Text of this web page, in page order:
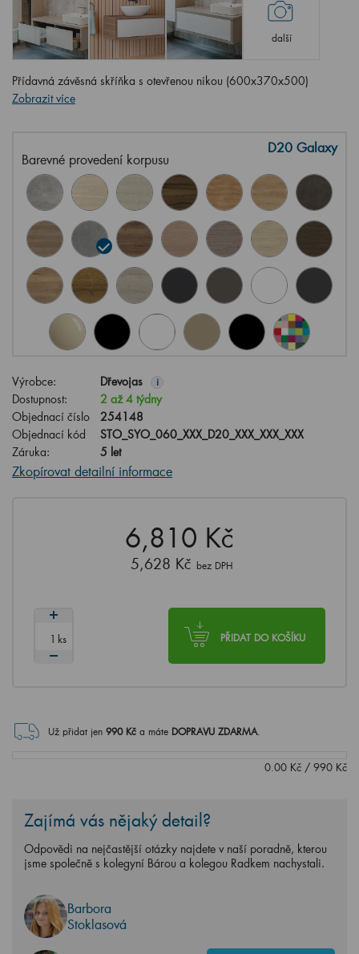
další
Přídavná závěsná skříňka s otevřenou nikou (600x370x500)
Zobrazit více
Barevné provedení korpusu
D20 Galaxy
Výrobce: Dřevojas i
Dostupnost:
2 až 4 týdny
Objednací číslo
254148
Objednací kód
STO_SYO_060_XXX_D20_XXX_XXX_XXX
Záruka:
5 let
Zkopírovat detailní informace
6,810 Kč
5,628 Kč bez DPH
PŘIDAT DO KOŠÍKU
ks
Už přidat jen 990Kč a máte DOPRAVU ZDARMA.
0.00 Kč / 990 Kč
Zajímá vás nějaký detail?
Odpovědi na nejčastější otázky najdete v naší poradně, kterou
jsme společně s kolegyní Bárou a kolegou Radkem nachystali.
Barbora
Stoklasová